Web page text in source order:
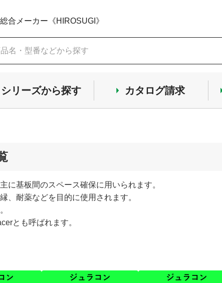
合メーカー《HIROSUGI》
シリーズから探す カタログ請求
に基板間のスペース確保に用いられます。
、耐薬などを目的に使用されます。
とも呼ばれます。